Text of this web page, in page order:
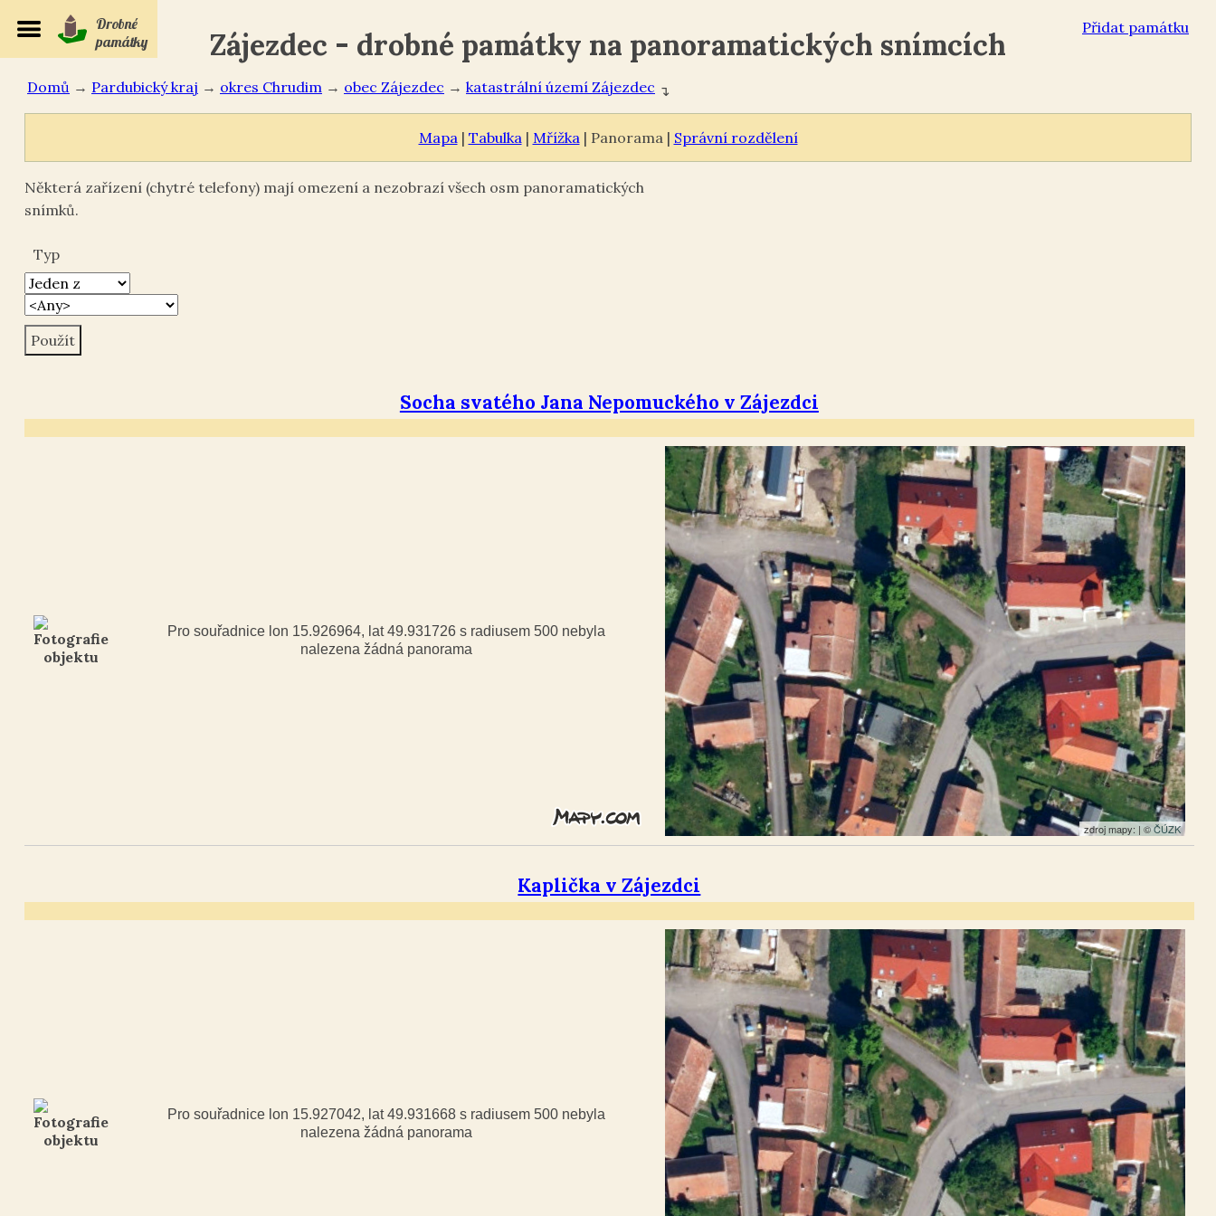
Přidat památku
Drobné
památky
Zájezdec - drobné památky na panoramatických snímcích
Domů → Pardubický kraj → okres Chrudim → Zájezdec → Zájezdec ↴
Mapa | Tabulka | Mřížka | Panorama | Správní rozdělení
Některá zařízení (chytré telefony) mají omezení a nezobrazí všech osm panoramatických
snímků.
Typ
Socha svatého Jana Nepomuckého v Zájezdci
Pro souřadnice lon 15.926964, lat 49.931726 s radiusem 500 nebyla
nalezena žádná panorama
zdroj mapy: | ©ČÚZK
Kaplička v Zájezdci
Pro souřadnice lon 15.927042, lat 49.931668 s radiusem 500 nebyla
nalezena žádná panorama